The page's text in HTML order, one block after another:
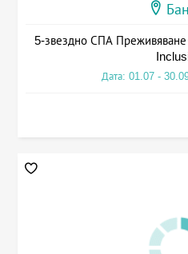
5-звездно СПА Преживяване
Дата: 01.07 -